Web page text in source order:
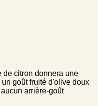
de citron donnera une
goût fruité d'olive doux
arrière-goût